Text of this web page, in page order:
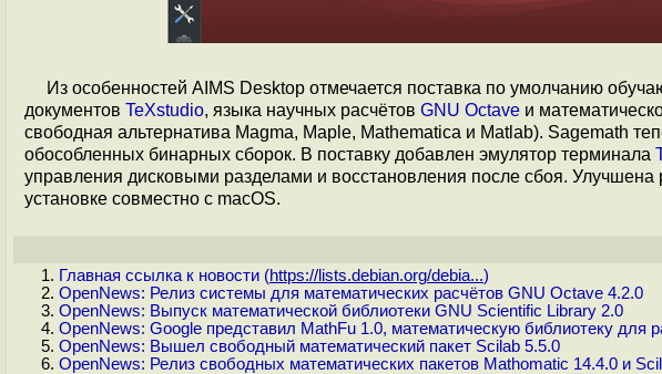
Из особенностей AIMS Desktop отмечается поставка по умолчанию
документов TeXstudio, языка научных расчётов GNU Octave и
свободная альтернатива Magma, Maple, Mathematica и Matlab). Sagemath
обособленных бинарных сборок. В поставку добавлен эмулятор терминала
управления дисковыми разделами и восстановления после сбоя. Улучшена
установке совместно с macOS.
Главная ссылка к новости (https://lists.debian.org/debia...)
OpenNews: Релиз системы для математических расчётов GNU Octave 4.2.0
OpenNews: Выпуск математической библиотеки GNU Scientific Library 2.0
OpenNews: Google представил MathFu 1.0, математическую библиотеку для
OpenNews: Вышел свободный математический пакет Scilab 5.5.0
OpenNews: Релиз свободных математических пакетов Mathomatic 14.4.0 и